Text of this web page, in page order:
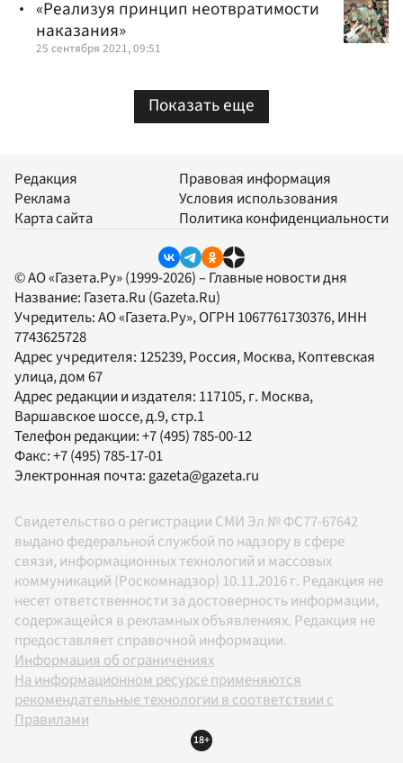
«Реализуя принцип неотвратимости
наказания»
25 сентября 2021, 09:51
Показать еще
Редакция
Реклама
Карта сайта
Правовая информация
Условия использования
Политика конфиденциальности
© АО «Газета.Ру» (1999-2026) – Главные новости дня
Название: Газета.Ru (Gazeta.Ru)
Учредитель:АО «Газета.Ру», ОГРН 1067761730376, ИНН
7743625728
Адрес учредителя: 125239, Россия, Москва, Коптевская
улица, дом 67
Адрес редакции и издателя: 117105, г. Москва,
Варшавское шоссе, д.9, стр.1
Телефон редакции:+7 (495) 785-00-12
Факс:+7 (495) 785-17-01
Электронная почта:gazeta@gazeta.ru
Свидетельство о регистрации СМИ Эл № ФС77-67642
выдано федеральной службой по надзору в сфере
связи, информационных технологий и массовых
коммуникаций (Роскомнадзор) 10.11.2016 г. Редакция не
несет ответственности за достоверность информации,
содержащейся в рекламных объявлениях. Редакция не
предоставляет справочной информации.
Информация об ограничениях
На информационном ресурсе применяются
рекомендательные технологии в соответствии с
Правилами
18+